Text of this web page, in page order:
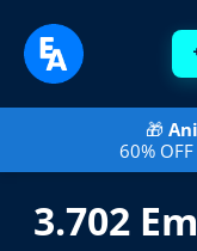
🎁
60%
3.702